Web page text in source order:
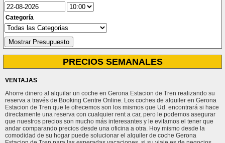
Categoría
PRECIOS SEMANALES
VENTAJAS
Ahorre dinero al alquilar un coche en Gerona Estacion de Tren realizando su
reserva a través de Booking Centre Online. Los coches de alquiler en Gerona
Estacion de Tren que le ofrecemos son los mismos que Ud. encontrará si hace
directamente una reserva con cualquier rent a car, pero le podemos asegurar
que nuestros precios son mucho más interesantes y le evitamos el tener que
andar comparando precios desde una oficina a otra. Hoy mismo desde la
comodidad de su hogar puede solucionar el alquiler de coche Gerona